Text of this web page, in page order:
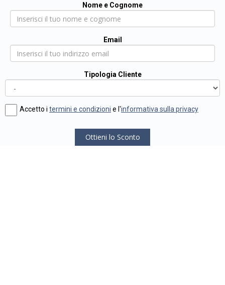
Nome e Cognome
Email
Tipologia Cliente
Accetto i termini e condizioni e l'informativa sulla privacy
Ottieni lo Sconto